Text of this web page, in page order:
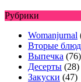
Рубрики
Womanjurnal
Вторые
Выпечка (76)
Десерты (28)
Закуски (47)